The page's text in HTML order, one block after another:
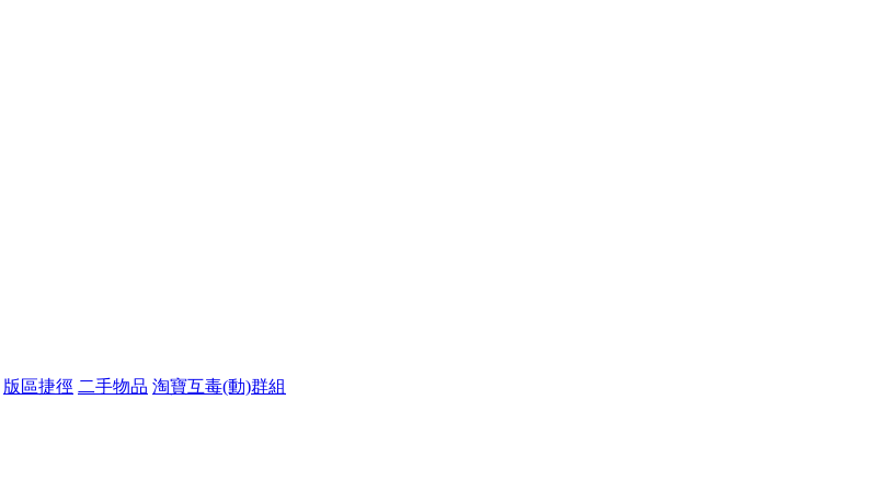
版區捷徑 二手物品 淘寶互毒(動)群組